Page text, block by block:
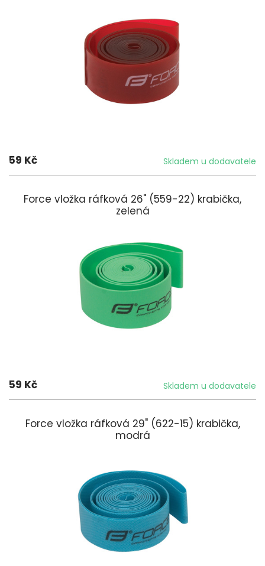
59 Kč Skladem u dodavatele
Force vložka ráfková 26" (559-22) krabička,
zelená
59 Kč Skladem u dodavatele
Force vložka ráfková 29" (622-15) krabička,
modrá